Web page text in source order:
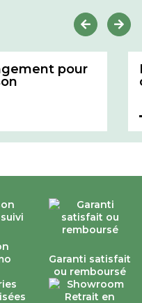
pour
Garanti satisfait
ou remboursé